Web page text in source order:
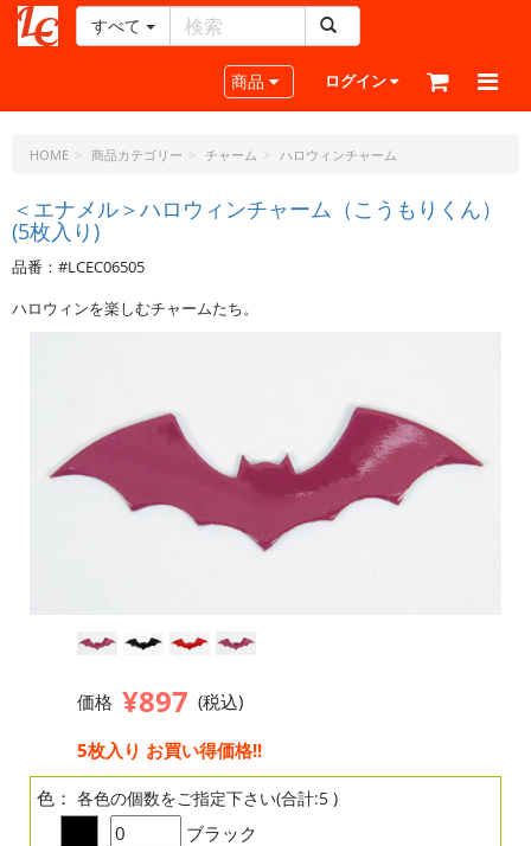
ー
ラ
ト・
ド
ッ
ト・
ジ
すべて
Toggle navigation
商品 ログイン
HOME 商品カテゴリー チャーム ハロウィンチャーム
＜エナメル＞ハロウィンチャーム（こうもりくん）
(5枚入り)
品番：#LCEC06505
ハロウィンを楽しむチャームたち。
価格 ¥897 (税込)
5枚入り お買い得価格!!
色： 各色の個数をご指定下さい(合計:5 )
ブラック